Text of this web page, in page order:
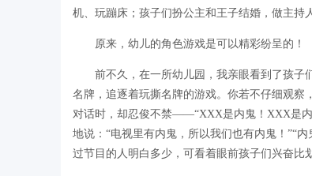
机、玩蹦床；孩子们扮公主和王子结婚，做主持
原来，幼儿的角色游戏是可以精彩纷呈的！
前不久，在一所幼儿园，我亲眼看到了孩子
名牌，追逐着玩撕名牌的游戏。你若不仔细观察
对话时，却忍俊不禁——“XXX是内鬼！XXX是内
地说：“电视里有内鬼，所以我们也有内鬼！”“
过节目的人明白多少，可看着眼前孩子们兴奋比